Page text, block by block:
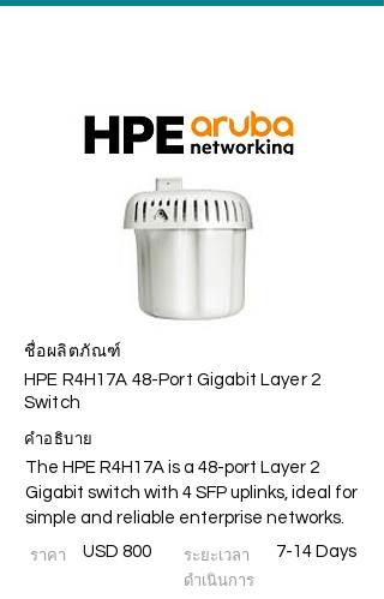
ชื่อผลิตภัณฑ์
HPE R4H17A 48-Port Gigabit Layer 2
Switch
คำอธิบาย
The HPE R4H17A is a 48-port Layer 2
Gigabit switch with 4 SFP uplinks, ideal for
simple and reliable enterprise networks.
ราคา USD 800
ระยะเวลา
ดำเนินการ
7-14 Days